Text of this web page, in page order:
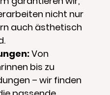
nicht nur
auch ästhetisch
Von
bis zu
– wir finden